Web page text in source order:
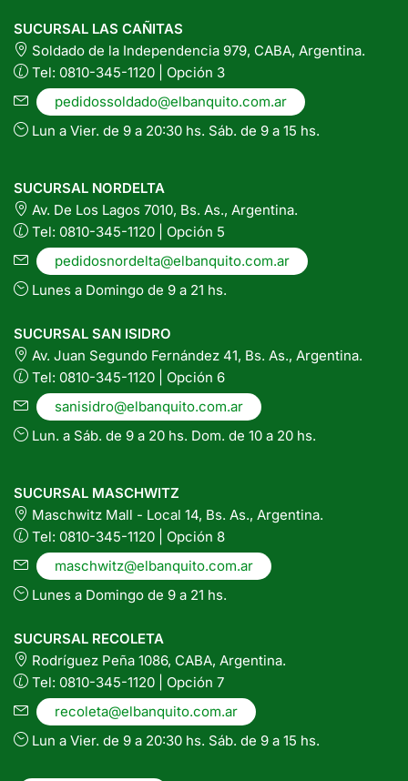
SUCURSAL LAS CAÑITAS
Soldado de la Independencia 979, CABA, Argentina.
Tel: 0810-345-1120 | Opción 3
pedidossoldado@elbanquito.com.ar
Lun a Vier. de 9 a 20:30 hs. Sáb. de 9 a 15 hs.
SUCURSAL NORDELTA
Av. De Los Lagos 7010, Bs. As., Argentina.
Tel: 0810-345-1120 | Opción 5
pedidosnordelta@elbanquito.com.ar
Lunes a Domingo de 9 a 21 hs.
SUCURSAL SAN ISIDRO
Av. Juan Segundo Fernández 41, Bs. As., Argentina.
Tel: 0810-345-1120 | Opción 6
sanisidro@elbanquito.com.ar
Lun. a Sáb. de 9 a 20 hs. Dom. de 10 a 20 hs.
SUCURSAL MASCHWITZ
Maschwitz Mall - Local 14, Bs. As., Argentina.
Tel: 0810-345-1120 | Opción 8
maschwitz@elbanquito.com.ar
Lunes a Domingo de 9 a 21 hs.
SUCURSAL RECOLETA
Rodríguez Peña 1086, CABA, Argentina.
Tel: 0810-345-1120 | Opción 7
recoleta@elbanquito.com.ar
Lun a Vier. de 9 a 20:30 hs. Sáb. de 9 a 15 hs.